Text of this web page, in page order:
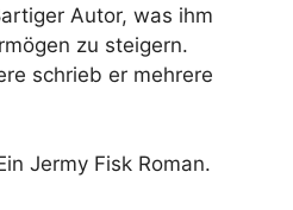
Autor, was ihm
zu steigern.
schrieb er mehrere
Jermy Fisk Roman.